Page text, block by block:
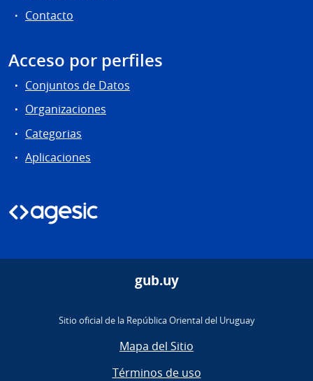
Contacto
Acceso por perfiles
Conjuntos de Datos
Organizaciones
Categorias
Aplicaciones
gub.uy
Sitio oficial de la República Oriental del Uruguay
Mapa del Sitio
Términos de uso